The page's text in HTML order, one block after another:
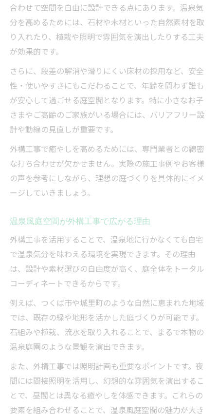
合わせて空間を自由に設計できる点にあります。温泉気
分を高めるためには、石材や木材といった自然素材を取
り入れたり、植栽や照明で雰囲気を演出したりする工夫
が効果的です。
さらに、段差の解消や滑りにくい床材の採用など、安全
性・使いやすさにもこだわることで、年齢を問わず誰も
が安心して過ごせる庭空間となります。特に小さなお子
さまやご高齢のご家族がいる場合には、バリアフリー設
計や動線の見直しが重要です。
外構工事で癒やしを高めるためには、専門業者との綿密
な打ち合わせが欠かせません。実際の施工事例やお客様
の声を参考にしながら、理想の庭づくりを具体的にイメ
ージしていきましょう。
温泉風庭空間が外構工事で広がる理由
外構工事を活用することで、温泉地に行かなくても自宅
で温泉気分を味わえる環境を実現できます。その理由
は、設計や素材選びの自由度が高く、庭全体をトータル
コーディネートできるからです。
例えば、つくば市や城里町のような自然に恵まれた地域
では、既存の緑や地形を活かした庭づくりが可能です。
石組みや植栽、流水を取り入れることで、まるで本物の
温泉庭園のような景観を演出できます。
また、外構工事では照明計画も重要なポイントです。夜
間には間接照明を活用し、幻想的な雰囲気を演出するこ
とで、昼間とは異なる癒やしを体感できます。これらの
要素を組み合わせることで、温泉風庭空間の魅力が大き